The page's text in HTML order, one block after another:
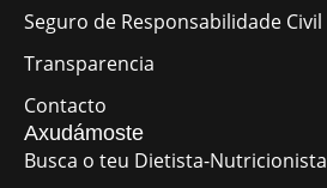
Seguro de Responsabilidade Civil
Transparencia
Contacto
Axudámoste
Busca o teu Dietista-Nutricionista